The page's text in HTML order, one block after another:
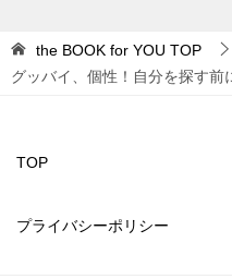
ビ
ゲ
シ
ン
the BOOK for YOU TOP
グッバイ、個性！自分を探す前
TOP
プライバシーポリシー